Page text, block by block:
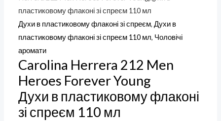
пластиковому флаконі зі спреєм 110 мл
Духи в пластиковому флаконі зі спреєм,Духи в
пластиковому флаконі зі спреєм 110 мл, Чоловічі
аромати
Carolina Herrera 212 Men
Heroes Forever Young
Духи в пластиковому флаконі
зі спреєм 110 мл
110
мл